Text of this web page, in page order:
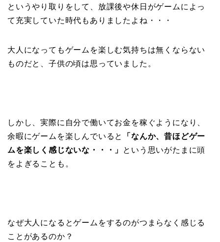
というやり取りをして、放課後や休日がゲームによっ
て充実していた時代もありましたよね・・・
大人になってもゲームを楽しむ気持ちは無くならない
ものだと、子供の頃は思っていました。
しかし、実際に自分で働いてお金を稼ぐようになり、
余暇にゲームを楽しんでいると
「なんか、昔ほどゲー
ムを楽しく感じないな・・・」
という思いがたまに頭
をよぎることも。
なぜ大人になるとゲームをするのがつまらなく感じる
ことがあるのか？